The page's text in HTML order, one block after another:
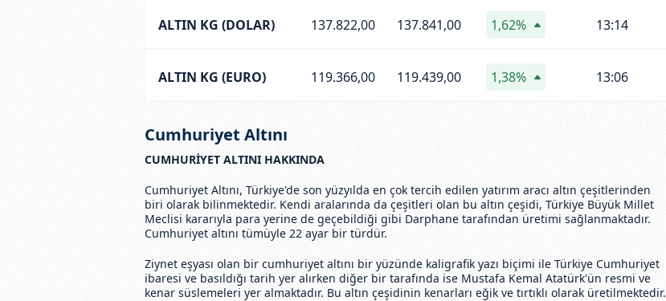
ALTIN KG (DOLAR) 137.822,00 137.841,00 1,62% 13:14
ALTIN KG (EURO) 119.366,00 119.439,00 1,38% 13:06
Cumhuriyet Altını
CUMHURİYET ALTINI HAKKINDA
Cumhuriyet Altını, Türkiye'de son yüzyılda en çok tercih edilen yatırım aracı altın çeşitlerinden
biri olarak bilinmektedir. Kendi aralarında da çeşitleri olan bu altın çeşidi, Türkiye Büyük Millet
Meclisi kararıyla para yerine de geçebildiği gibi Darphane tarafından üretimi sağlanmaktadır.
Cumhuriyet altını tümüyle 22 ayar bir türdür.
Ziynet eşyası olan bir cumhuriyet altını bir yüzünde kaligrafik yazı biçimi ile Türkiye Cumhuriyet
ibaresi ve basıldığı tarih yer alırken diğer bir tarafında ise Mustafa Kemal Atatürk'ün resmi ve
kenar süslemeleri yer almaktadır. Bu altın çeşidinin kenarları eğik ve tırtıklı olarak üretilmektedir.